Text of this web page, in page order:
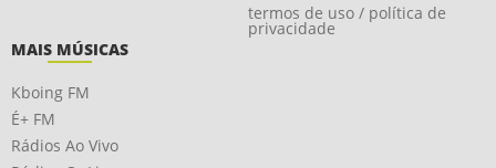
termos de uso / política de
privacidade
MAIS MÚSICAS
Kboing FM
É+ FM
Rádios Ao Vivo